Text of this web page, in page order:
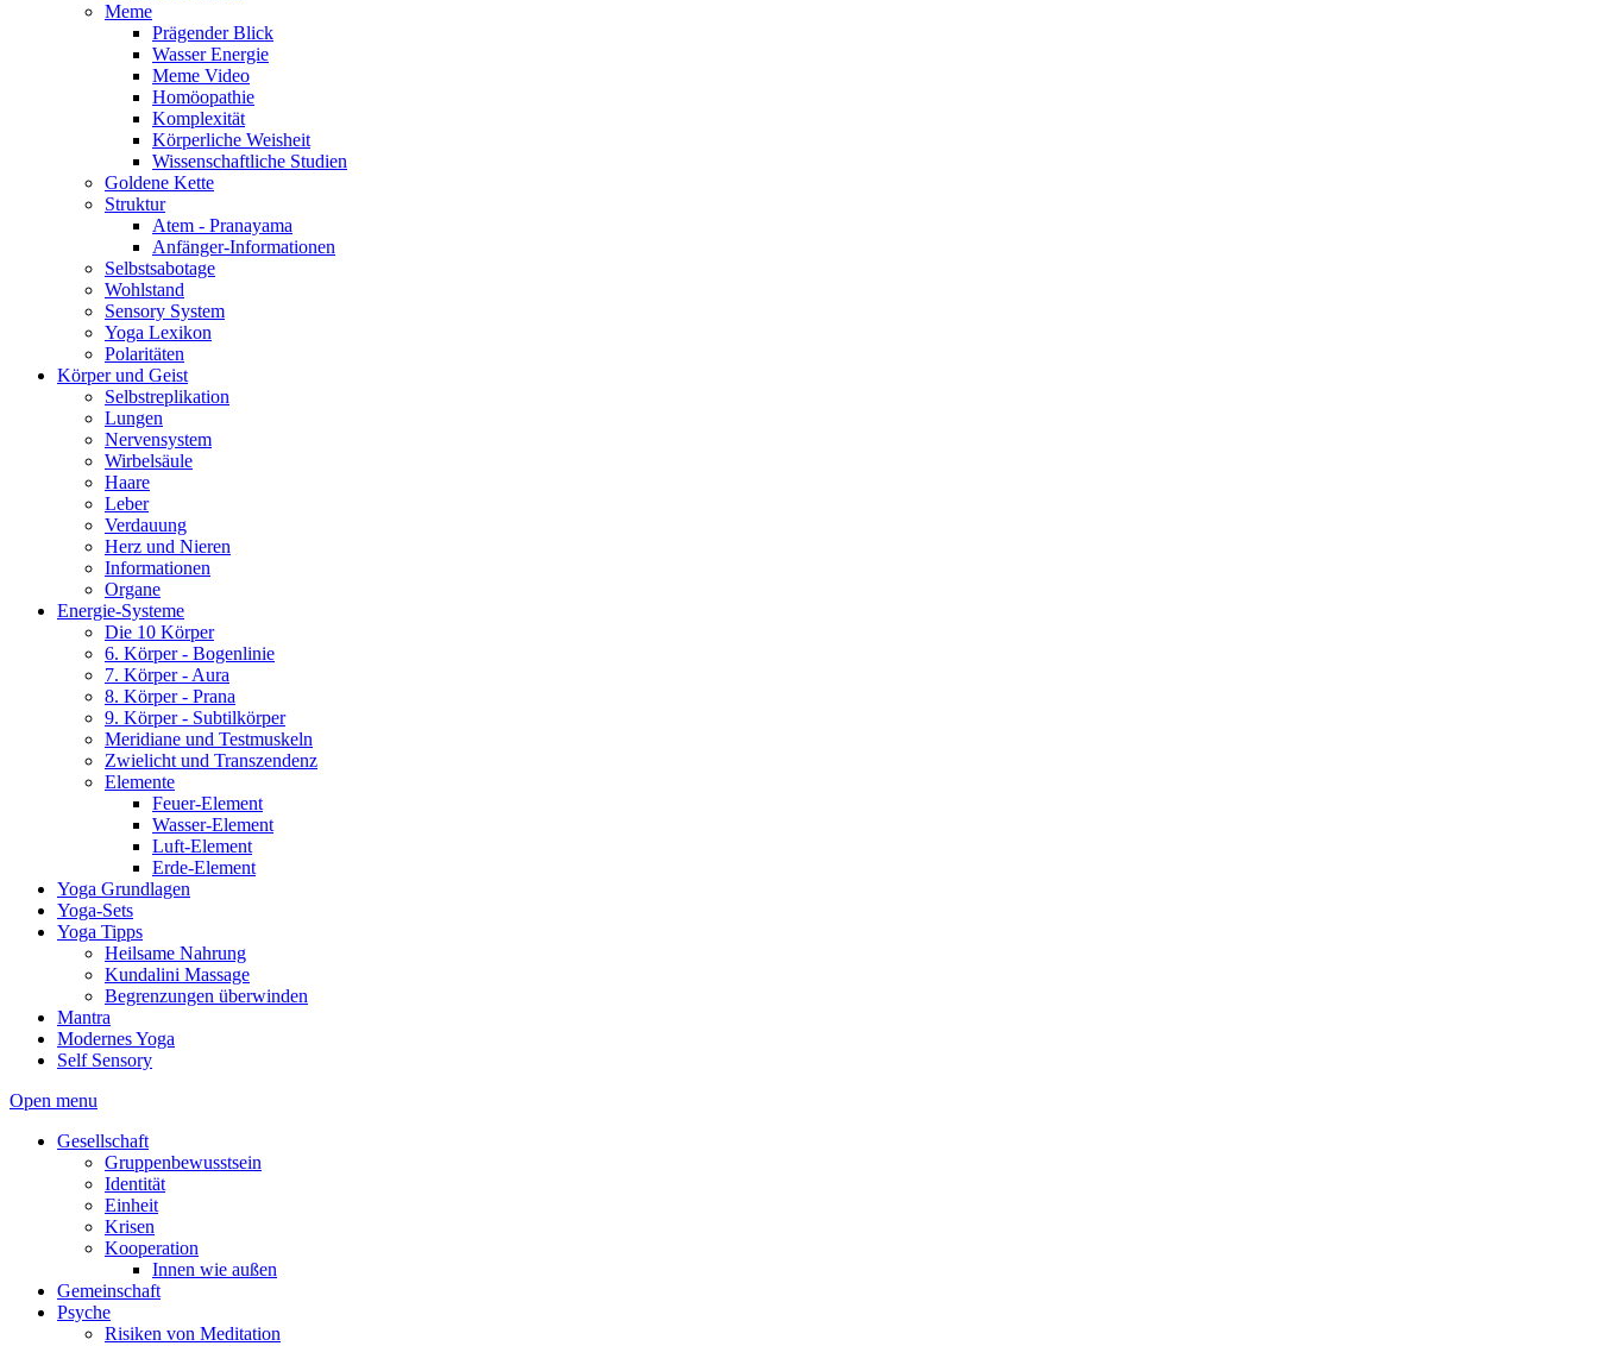
Meme
Prägender Blick
Wasser Energie
Meme Video
Homöopathie
Komplexität
Körperliche Weisheit
Wissenschaftliche Studien
Goldene Kette
Struktur
Atem - Pranayama
Anfänger-Informationen
Selbstsabotage
Wohlstand
Sensory System
Yoga Lexikon
Polaritäten
Körper und Geist
Selbstreplikation
Lungen
Nervensystem
Wirbelsäule
Haare
Leber
Verdauung
Herz und Nieren
Informationen
Organe
Energie-Systeme
Die 10 Körper
6. Körper - Bogenlinie
7. Körper - Aura
8. Körper - Prana
9. Körper - Subtilkörper
Meridiane und Testmuskeln
Zwielicht und Transzendenz
Elemente
Feuer-Element
Wasser-Element
Luft-Element
Erde-Element
Yoga Grundlagen
Yoga-Sets
Yoga Tipps
Heilsame Nahrung
Kundalini Massage
Begrenzungen überwinden
Mantra
Modernes Yoga
Self Sensory
Open menu
Gesellschaft
Gruppenbewusstsein
Identität
Einheit
Krisen
Kooperation
Innen wie außen
Gemeinschaft
Psyche
Risiken von Meditation